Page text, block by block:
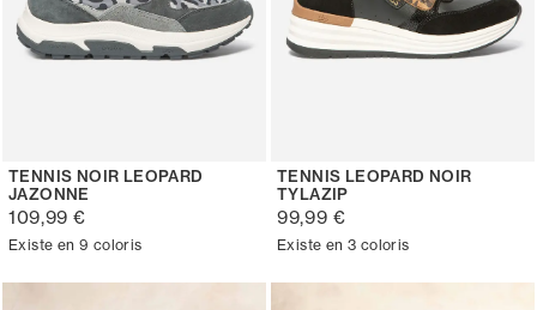
TENNIS NOIR LEOPARD
JAZONNE
109,99 €
Existe en 9 coloris
TENNIS LEOPARD NOIR
TYLAZIP
99,99 €
Existe en 3 coloris